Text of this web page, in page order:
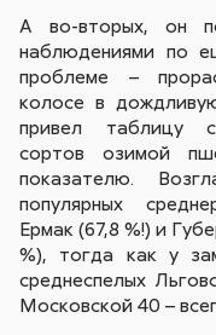
А во-вторых, он
наблюдениями по
проблеме –
колосе в
привел таблицу
сортов озимой
показателю.
популярных
Ермак (67,8 %!) и
%), тогда как у
среднеспелых
Московской 40 –